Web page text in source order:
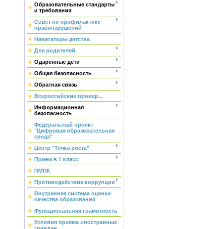
Образовательные стандарты
и требования
Совет по профилактике
правонарушений
Навигаторы детства
Для родителей
Одаренные дети
Общая безопасность
Обратная связь
Всероссийские провер...
Информационная
безопасность
Федеральный проект
"Цифровая образовательная
среда"
Центр "Точка роста"
Прием в 1 класс
ПМПК
Противодействие коррупции
Внутренняя система оценки
качества образования
Функциональняя грамотность
Условия приёма иностранных